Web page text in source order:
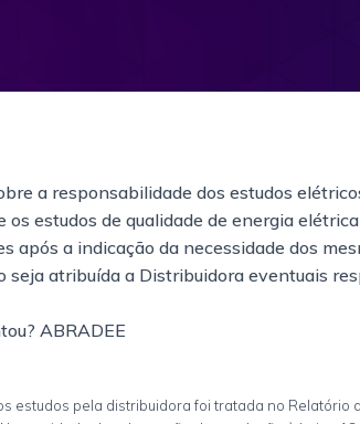
a responsabilidade dos estudos
os estudos de qualidade de energia
após a indicação da necessidade dos
seja atribuída a Distribuidora eventuais
ABRADEE
estudos pela distribuidora foi tratada no Relatório